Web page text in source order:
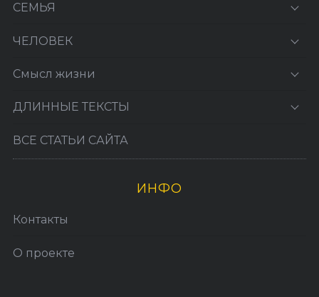
СЕМЬЯ
ЧЕЛОВЕК
Смысл жизни
ДЛИННЫЕ ТЕКСТЫ
ВСЕ СТАТЬИ САЙТА
ИНФО
Контакты
О проекте